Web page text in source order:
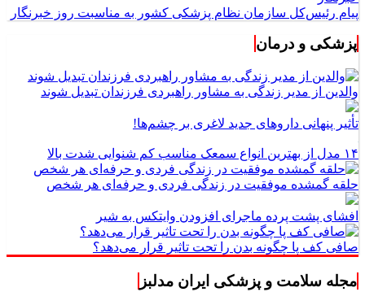
پیام رئیس‌کل سازمان نظام پزشکی کشور به مناسبت روز خبرنگار
پزشکی و درمان
والدین از مدیر زندگی به مشاور راهبردی فرزندان تبدیل شوند
تأثیر پنهانی داروهای جدید لاغری بر چشم‌ها!
۱۴ مدل از بهترین انواع سمعک مناسب کم شنوایی شدت بالا
حلقه گمشده موفقیت در زندگی فردی و حرفه‌ای هر شخص
افشای پشت پرده ماجرای افزودن وایتکس به شیر
صافی کف پا چگونه بدن را تحت تاثیر قرار می‌دهد؟
مجله سلامت و پزشکی ایران مدلبز